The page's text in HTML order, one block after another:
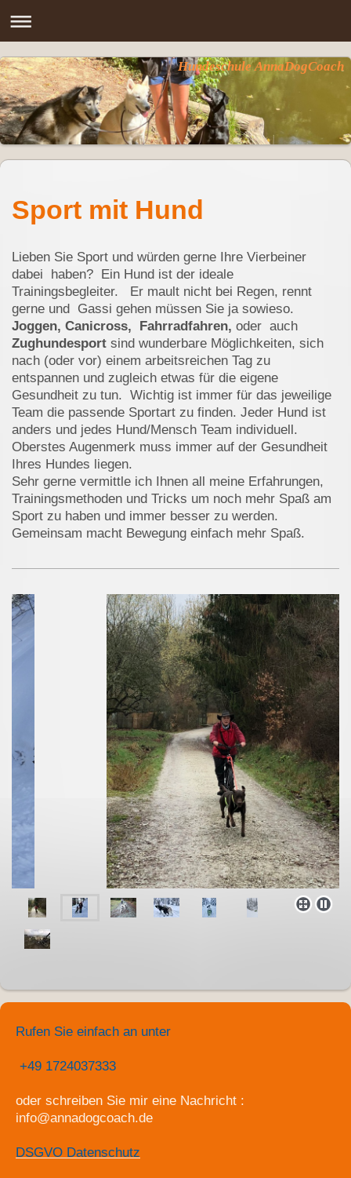
Hundeschule AnnaDogCoach
Sport mit Hund
Lieben Sie Sport und würden gerne Ihre Vierbeiner
dabei haben? Ein Hund ist der ideale
Trainingsbegleiter. Er mault nicht bei Regen, rennt
gerne und Gassi gehen müssen Sie ja sowieso.
Joggen, Canicross, Fahrradfahren, oder auch
Zughundesport sind wunderbare Möglichkeiten, sich
nach (oder vor) einem arbeitsreichen Tag zu
entspannen und zugleich etwas für die eigene
Gesundheit zu tun. Wichtig ist immer für das jeweilige
Team die passende Sportart zu finden. Jeder Hund ist
anders und jedes Hund/Mensch Team individuell.
Oberstes Augenmerk muss immer auf der Gesundheit
Ihres Hundes liegen.
Sehr gerne vermittle ich Ihnen all meine Erfahrungen,
Trainingsmethoden und Tricks um noch mehr Spaß am
Sport zu haben und immer besser zu werden.
Gemeinsam macht Bewegung einfach mehr Spaß.
Rufen Sie einfach an unter
+49 1724037333
oder schreiben Sie mir eine Nachricht :
info@annadogcoach.de
DSGVO Datenschutz